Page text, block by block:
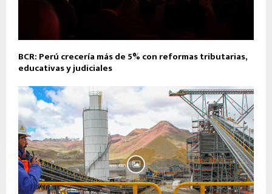
BCR: Perú crecería más de 5% con reformas tributarias,
educativas y judiciales